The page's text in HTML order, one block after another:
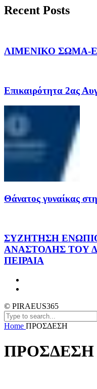
Recent Posts
ΛΙΜΕΝΙΚΟ ΣΩΜΑ-
Επικαιρότητα 2ας
Θάνατος γυναίκας
ΣΥΖΗΤΗΣΗ
ΑΝΑΣΤΟΛΗΣ ΤΟΥ
ΠΕΙΡΑΙΑ
© PIRAEUS365
Home ΠΡΟΣΔΕΣΗ
ΠΡΟΣΔΕΣΗ